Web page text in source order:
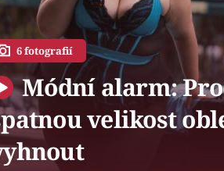
6 fotografií
Módní alarm:
velikost